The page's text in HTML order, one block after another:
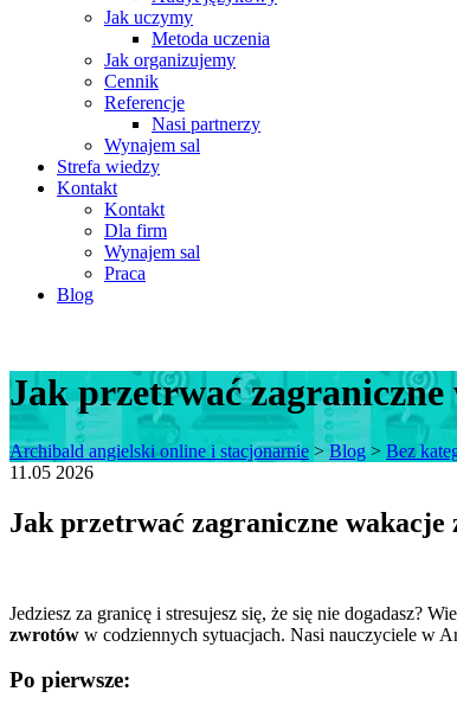
Jak uczymy
Metoda uczenia
Jak organizujemy
Cennik
Referencje
Nasi partnerzy
Wynajem sal
Strefa wiedzy
Kontakt
Kontakt
Dla firm
Wynajem sal
Praca
Blog
Jak przetrwać
Archibald angielski online i stacjonarnie >Blog> Bez
11.05 2026
Jak przetrwać zagraniczne wakacje
Jedziesz za granicę i stresujesz się, że się nie dogadasz?
zwrotów w codziennych sytuacjach. Nasi nauczyciele w
Po pierwsze: